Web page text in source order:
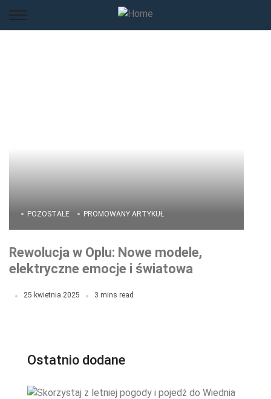
POZOSTAŁE PROMOWANY ARTYKUŁ
Rewolucja w Oplu: Nowe modele,
elektryczne emocje i światowa
25 kwietnia 2025 3 mins read
Ostatnio dodane